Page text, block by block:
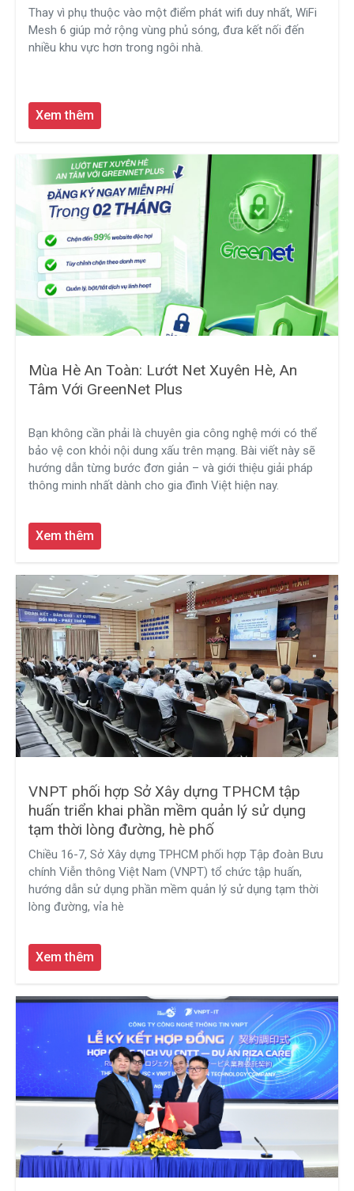
Thay vì phụ thuộc vào một điểm phát wifi duy nhất, WiFi
Mesh 6 giúp mở rộng vùng phủ sóng, đưa kết nối đến
nhiều khu vực hơn trong ngôi nhà.
Xem thêm
Mùa Hè An Toàn: Lướt Net Xuyên Hè, An
Tâm Với GreenNet Plus
Bạn không cần phải là chuyên gia công nghệ mới có thể
bảo vệ con khỏi nội dung xấu trên mạng. Bài viết này sẽ
hướng dẫn từng bước đơn giản – và giới thiệu giải pháp
thông minh nhất dành cho gia đình Việt hiện nay.
Xem thêm
VNPT phối hợp Sở Xây dựng TPHCM tập
huấn triển khai phần mềm quản lý sử dụng
tạm thời lòng đường, hè phố
Chiều 16-7, Sở Xây dựng TPHCM phối hợp Tập đoàn Bưu
chính Viễn thông Việt Nam (VNPT) tổ chức tập huấn,
hướng dẫn sử dụng phần mềm quản lý sử dụng tạm thời
lòng đường, vỉa hè
Xem thêm